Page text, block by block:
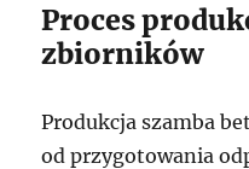
Proces
zbiorników
Produkcja szamba
od przygotowania